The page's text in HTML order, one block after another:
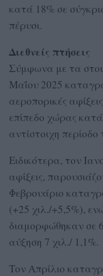
κατά 18% σε
πέρυσι.
Διεθνείς πτήσεις
Σύμφωνα με τα
Μαΐου 2025
αεροπορικές
επίπεδο χώρας
αντίστοιχη περίοδο
Ειδικότερα, τον
αφίξεις,
Φεβρουάριο
(+25 χιλ./+5,5%),
διαμορφώθηκαν σε
αύξηση 7 χιλ./ 1,1%.
Τον Απρίλιο